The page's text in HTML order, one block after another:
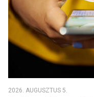
2026. AUGUSZTUS 5.